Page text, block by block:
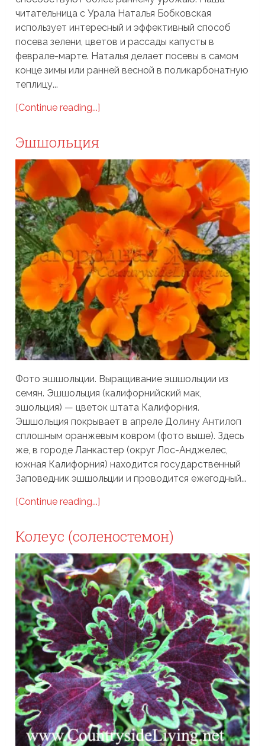
читательница с Урала Наталья Бобковская
использует интересный и эффективный способ
посева зелени, цветов и рассады капусты в
феврале-марте. Наталья делает посевы в самом
конце зимы или ранней весной в поликарбонатную
теплицу...
[Continue reading...]
Эшшольция
Фото эшшольции. Выращивание эшшольции из
семян. Эшшольция (калифорнийский мак,
эшольция) — цветок штата Калифорния.
Эшшольция покрывает в апреле Долину Антилоп
сплошным оранжевым ковром (фото выше). Здесь
же, в городе Ланкастер (округ Лос-Анджелес,
южная Калифорния) находится государственный
Заповедник эшшольции и проводится ежегодный...
[Continue reading...]
Колеус (соленостемон)